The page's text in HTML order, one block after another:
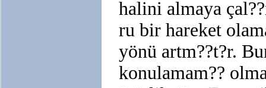
halini almaya
ru bir hareket
yönü artm??t?r.
konulamam??